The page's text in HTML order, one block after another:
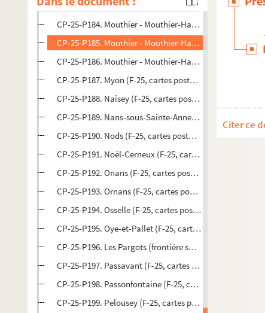
CP-25-P183. Mouthe (F-25, cartes postales)
CP-25-P184. Mouthier - Mouthier-Haute-Pierre (F-25,
CP-25-P185. Mouthier - Mouthier-Haute-Pierre (F-25,
CP-25-P186. Mouthier - Mouthier-Haute-Pierre (F-25,
CP-25-P187. Myon (F-25, cartes postales)
CP-25-P188. Naisey (F-25, cartes postales)
CP-25-P189. Nans-sous-Sainte-Anne (F-25, cartes
CP-25-P190. Nods (F-25, cartes postales)
CP-25-P191. Noël-Cerneux (F-25, cartes postales)
CP-25-P192. Onans (F-25, cartes postales)
CP-25-P193. Ornans (F-25, cartes postales)
CP-25-P194. Osselle (F-25, cartes postales)
CP-25-P195. Oye-et-Pallet (F-25, cartes postales)
CP-25-P196. Les Pargots (frontière suisse) (F-25, cartes
CP-25-P197. Passavant (F-25, cartes postales)
CP-25-P198. Passonfontaine (F-25, cartes postales)
CP-25-P199. Pelousey (F-25, cartes postales)
Citer ce